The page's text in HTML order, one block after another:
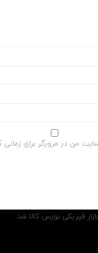
من در مرورگر برای زمانی